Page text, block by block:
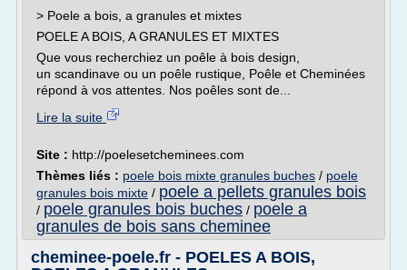
> Poele a bois, a granules et mixtes
POELE A BOIS, A GRANULES ET MIXTES
Que vous recherchiez un poêle à bois design,
un scandinave ou un poêle rustique, Poêle et Cheminées
répond à vos attentes. Nos poêles sont de...
Lire la suite
Site : http://poelesetcheminees.com
Thèmes liés : poele bois mixte granules buches / poele
granules bois mixte / poele a pellets granules bois
/ poele granules bois buches / poele a
granules de bois sans cheminee
cheminee-poele.fr - POELES A BOIS,